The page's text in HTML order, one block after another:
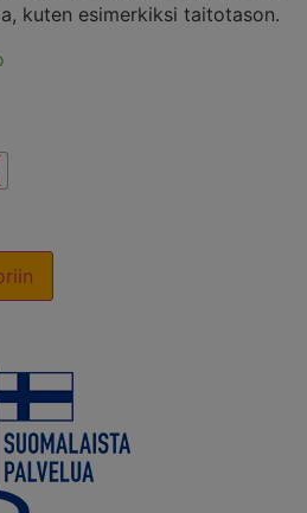
kuten esimerkiksi taitotason.